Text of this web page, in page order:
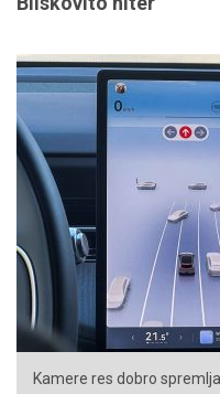
Kamere res dobro